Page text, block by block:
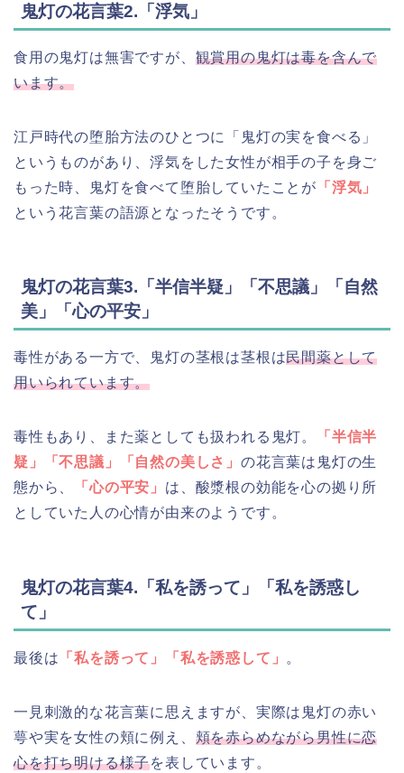
鬼灯の花言葉2.「浮気」
食用の鬼灯は無害ですが、 観賞用の鬼灯は毒を含んで
います。
江戸時代の堕胎方法のひとつに「鬼灯の実を食べる」
というものがあり、浮気をした女性が相手の子を身ご
もった時、鬼灯を食べて堕胎していたことが 「浮気」
という花言葉の語源となったそうです。
鬼灯の花言葉3.「半信半疑」「不思議」「自然
美」「心の平安」
毒性がある一方で、鬼灯の茎根は茎根は民間薬として
用いられています。
毒性もあり、また薬としても扱われる鬼灯。
「半信半
疑」「不思議」 「自然の美しさ」の花言葉は鬼灯の生
態から、
「心の平安」 は、酸漿根の効能を心の拠り所
としていた人の心情が由来のようです。
鬼灯の花言葉4.「私を誘って」「私を誘惑し
て」
最後は 「私を誘って」「私を誘惑して」 。
一見刺激的な花言葉に思えますが、実際は鬼灯の赤い
萼や実を女性の頬に例え、 頬を赤らめながら男性に恋
心を打ち明ける様子を表しています。